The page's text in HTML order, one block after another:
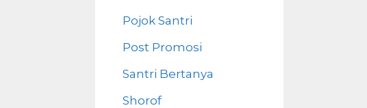
Pojok Santri
Post Promosi
Santri Bertanya
Shorof